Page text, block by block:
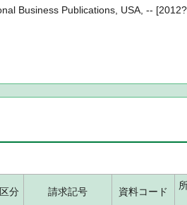
Business Publications, USA, --
分 請求記号 資料コード